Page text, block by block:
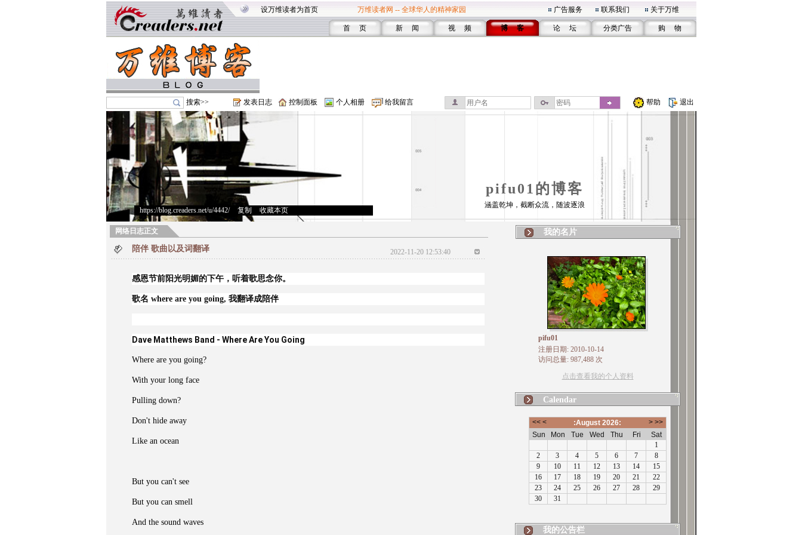
设万维读者为首页 万维读者网 -- 全球华人的精神家园 广告服务 联系我们 关于万维
首 页 新 闻 视 频 博 客 论 坛 分类广告 购 物
搜索>> 发表日志 控制面板 个人相册 给我留言 帮助 退出
pifu01的博客
https://blog.creaders.net/u/4442/> 复制 收藏本页
涵盖乾坤，截断众流，随波逐浪
网络日志正文
陪伴 歌曲以及词翻译 2022-11-20 12:53:40
感恩节前阳光明媚的下午，听着歌思念你。
歌名 where are you going, 我翻译成陪伴
Dave Matthews Band - Where Are You Going
Where are you going?
With your long face
Pulling down?
Don't hide away
Like an ocean
But you can't see
But you can smell
And the sound waves
我的名片
pifu01
注册日期: 2010-10-14
访问总量: 987,488 次
点击查看我的个人资料
Calendar
我的公告栏